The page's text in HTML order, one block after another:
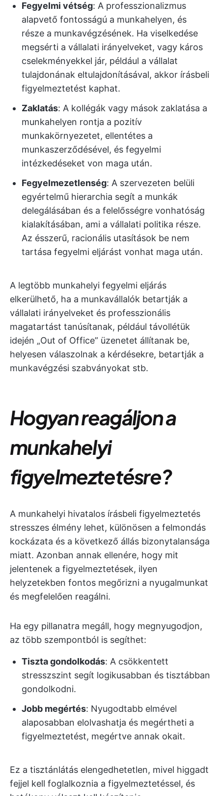
Fegyelmi vétség: A professzionalizmus
alapvető fontosságú a munkahelyen, és
része a munkavégzésének. Ha viselkedése
megsérti a vállalati irányelveket, vagy káros
cselekményekkel jár, például a vállalat
tulajdonának eltulajdonításával, akkor írásbeli
figyelmeztetést kaphat.
Zaklatás: A kollégák vagy mások zaklatása a
munkahelyen rontja a pozitív
munkakörnyezetet, ellentétes a
munkaszerződésével, és fegyelmi
intézkedéseket von maga után.
Fegyelmezetlenség: A szervezeten belüli
egyértelmű hierarchia segít a munkák
delegálásában és a felelősségre vonhatóság
kialakításában, ami a vállalati politika része.
Az ésszerű, racionális utasítások be nem
tartása fegyelmi eljárást vonhat maga után.
A legtöbb munkahelyi fegyelmi eljárás
elkerülhető, ha a munkavállalók betartják a
vállalati irányelveket és professzionális
magatartást tanúsítanak, például távollétük
idején „Out of Office” üzenetet állítanak be,
helyesen válaszolnak a kérdésekre, betartják a
munkavégzési szabványokat stb.
Hogyan reagáljon a
munkahelyi
figyelmeztetésre?
A munkahelyi hivatalos írásbeli figyelmeztetés
stresszes élmény lehet, különösen a felmondás
kockázata és a következő állás bizonytalansága
miatt. Azonban annak ellenére, hogy mit
jelentenek a figyelmeztetések, ilyen
helyzetekben fontos megőrizni a nyugalmunkat
és megfelelően reagálni.
Ha egy pillanatra megáll, hogy megnyugodjon,
az több szempontból is segíthet:
Tiszta gondolkodás: A csökkentett
stresszszint segít logikusabban és tisztábban
gondolkodni.
Jobb megértés: Nyugodtabb elmével
alaposabban elolvashatja és megértheti a
figyelmeztetést, megértve annak okait.
Ez a tisztánlátás elengedhetetlen, mivel higgadt
fejjel kell foglalkoznia a figyelmeztetéssel, és